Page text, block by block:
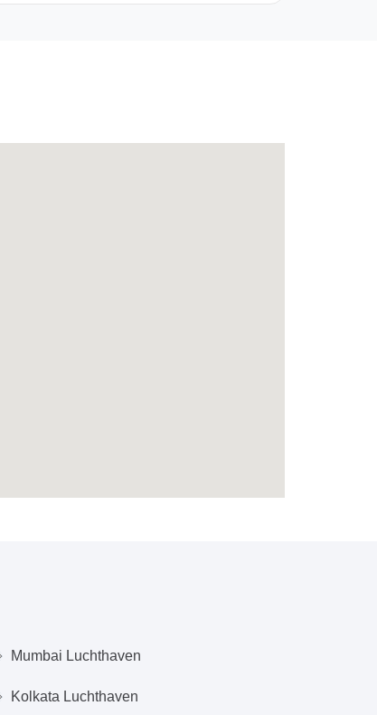
Mumbai Luchthaven
Kolkata Luchthaven